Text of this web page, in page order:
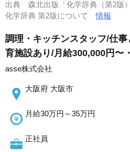
出典 森北出版「化学辞典（第2版）
化学辞典 第2版について情報
調理・キッチンスタッフ/仕
育施設あり/月給300,000円〜
asse株式会社
大阪府 大阪市
月給30万円～35万円
正社員